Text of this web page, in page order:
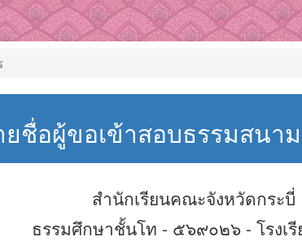
ยชื่อผู้ขอเข้าสอบธรรมสน
สำนักเรียนคณะจังหวัดกระ
ธรรมศึกษาชั้นโท - ๕๖๙๐๒๖ - โรงเ